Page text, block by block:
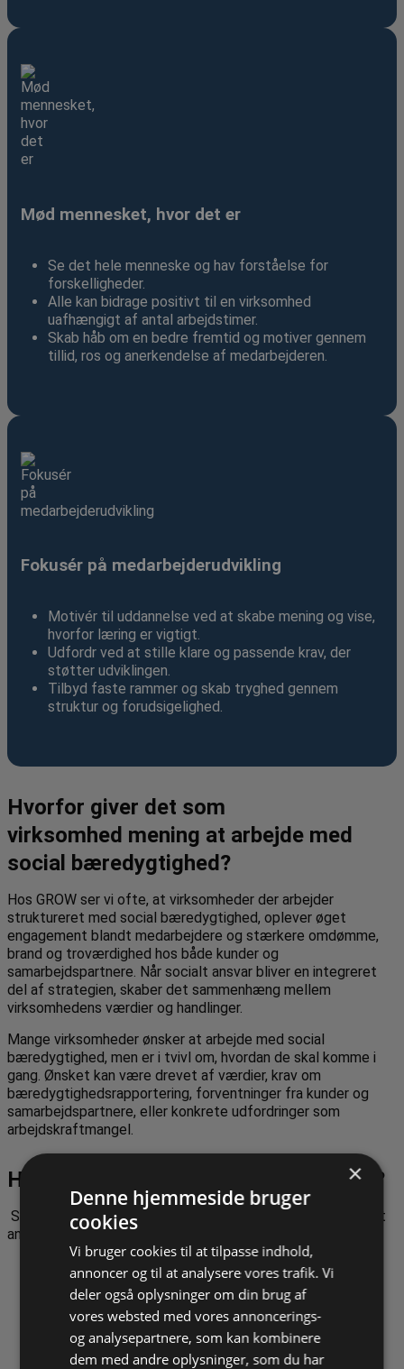
Mød mennesket, hvor det er
Se det hele menneske og hav forståelse for
forskelligheder.
Alle kan bidrage positivt til en virksomhed
uafhængigt af antal arbejdstimer.
Skab håb om en bedre fremtid og motiver gennem
tillid, ros og anerkendelse af medarbejderen.
Fokusér på medarbejderudvikling
Motivér til uddannelse ved at skabe mening og vise,
hvorfor læring er vigtigt.
Udfordr ved at stille klare og passende krav, der
støtter udviklingen.
Tilbyd faste rammer og skab tryghed gennem
struktur og forudsigelighed.
Hvorfor giver det som
virksomhed mening at arbejde med
social bæredygtighed?
Hos GROW ser vi ofte, at virksomheder der arbejder
struktureret med social bæredygtighed, oplever øget
engagement blandt medarbejdere og stærkere omdømme,
brand og troværdighed hos både kunder og
samarbejdspartnere. Når socialt ansvar bliver en integreret
del af strategien, skaber det sammenhæng mellem
virksomhedens værdier og handlinger.
Mange virksomheder ønsker at arbejde med social
bæredygtighed, men er i tvivl om, hvordan de skal komme i
gang. Ønsket kan være drevet af værdier, krav om
bæredygtighedsrapportering, forventninger fra kunder og
samarbejdspartnere, eller konkrete udfordringer som
arbejdskraftmangel.
Hvordan måles social bæredygtighed?
Social bæredygtighed kan måles på flere parametre. Blandt
andet ved at se på:
antallet af sociale ansættelser, som f.eks.
lærlinge eller CSR-ansættelser.
fastholdelse og stabilitet over tid.
trivsel og udvikling blandt medarbejdere.
samfundsøkonomisk gevinst ved reduceret
offentlig forsørgelse.
×
Denne hjemmeside bruger
cookies
Vi bruger cookies til at tilpasse indhold,
annoncer og til at analysere vores trafik. Vi
deler også oplysninger om din brug af
vores websted med vores annoncerings-
og analysepartnere, som kan kombinere
dem med andre oplysninger, som du har